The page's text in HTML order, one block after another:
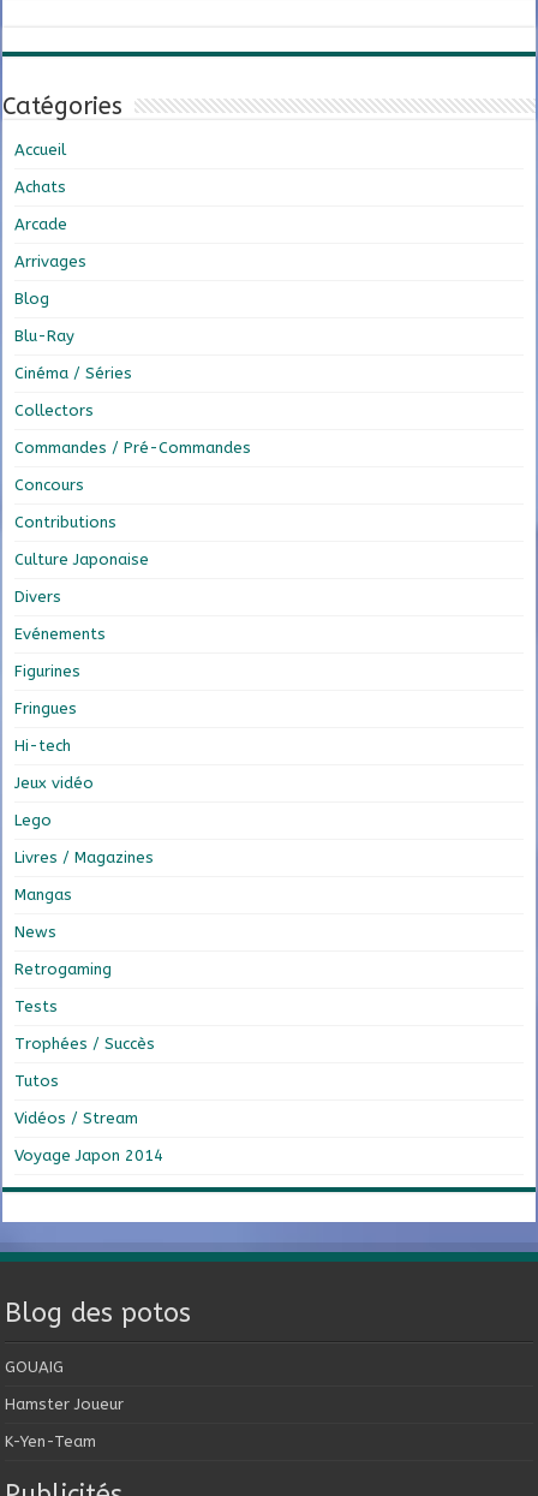
Catégories
Accueil
Achats
Arcade
Arrivages
Blog
Blu-Ray
Cinéma / Séries
Collectors
Commandes / Pré-Commandes
Concours
Contributions
Culture Japonaise
Divers
Evénements
Figurines
Fringues
Hi-tech
Jeux vidéo
Lego
Livres / Magazines
Mangas
News
Retrogaming
Tests
Trophées / Succès
Tutos
Vidéos / Stream
Voyage Japon 2014
Blog des potos
GOUAIG
Hamster Joueur
K-Yen-Team